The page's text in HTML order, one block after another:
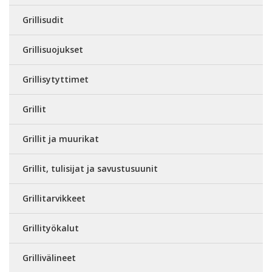
Grillisudit
Grillisuojukset
Grillisytyttimet
Grillit
Grillit ja muurikat
Grillit, tulisijat ja savustusuunit
Grillitarvikkeet
Grillityökalut
Grillivälineet